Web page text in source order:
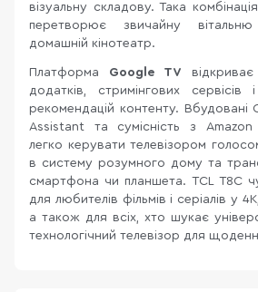
візуальну складову. Така
перетворює звичайну
домашній кінотеатр.
Платформа Google TV
додатків, стримінгових сервісів
рекомендацій контенту. Вбудовані
Assistant та сумісність з
легко керувати телевізором
в систему розумного дому та
смартфона чи планшета. TCL T8C
для любителів фільмів і серіалів у
а також для всіх, хто шукає
технологічний телевізор для